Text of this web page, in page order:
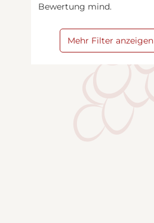
Bewertung mind.
Mehr Filter anzeigen